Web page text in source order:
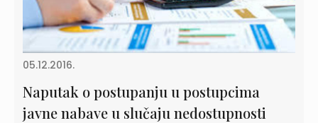
05.12.2016.
Naputak o postupanju u postupcima
javne nabave u slučaju nedostupnosti